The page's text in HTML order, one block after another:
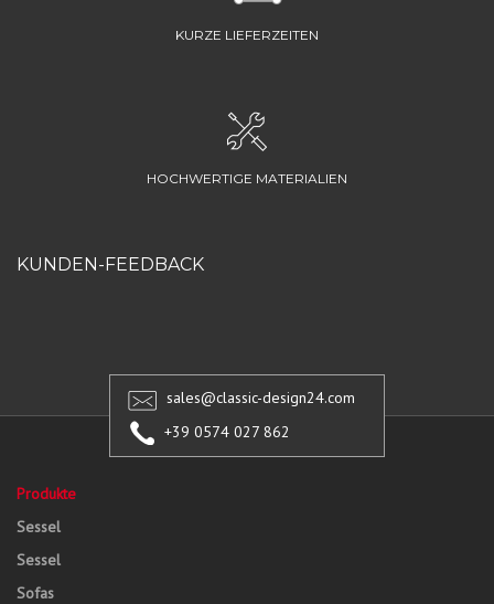
KURZE LIEFERZEITEN
HOCHWERTIGE MATERIALIEN
KUNDEN-FEEDBACK
sales@classic-design24.com
+39 0574 027 862
Produkte
Sessel
Sessel
Sofas